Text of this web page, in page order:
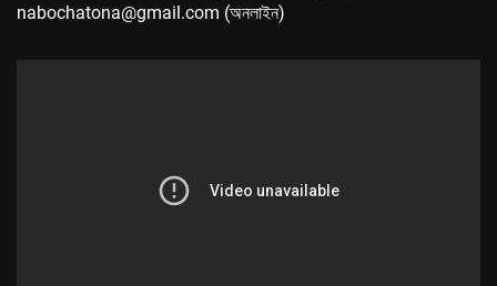
nabochatona@gmail.com (অনলাইন)